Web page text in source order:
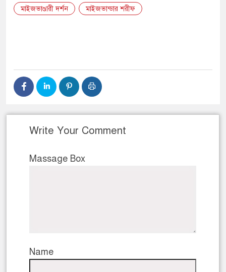
মাইজভাণ্ডারী দর্শন
মাইজভান্ডার শরীফ
Write Your Comment
Massage Box
Name